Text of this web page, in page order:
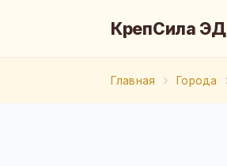
КрепСила
Главная Города